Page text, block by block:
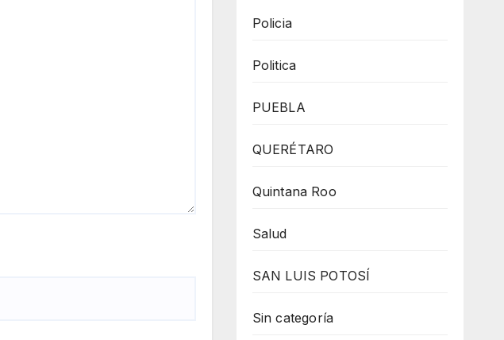
Policia
Politica
PUEBLA
QUERÉTARO
Quintana Roo
Salud
SAN LUIS POTOSÍ
Sin categoría